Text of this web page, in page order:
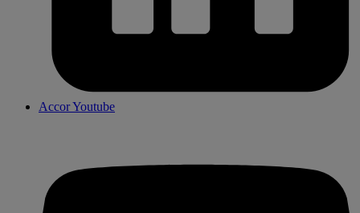
Accor Youtube